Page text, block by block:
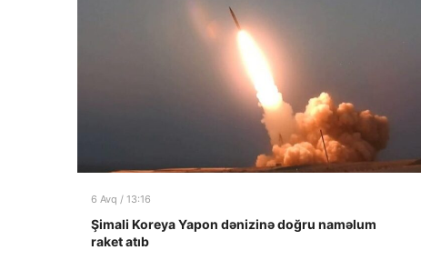
6 Avq / 13:16
Şimali Koreya Yapon dənizinə doğru naməlum
raket atıb